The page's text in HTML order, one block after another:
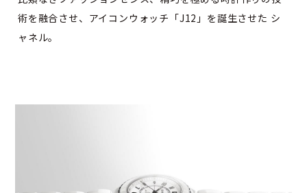
術を融合させ、アイコンウォッチ「J12」を誕生させた シ
ャネル。